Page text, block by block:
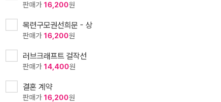
판매가 16,200원
목련구모권선희문 - 상
판매가 16,200원
러브크래프트 걸작선
판매가 14,400원
결혼 계약
판매가 16,200원